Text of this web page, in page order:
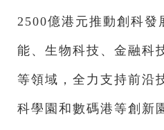
2500億港元推動創科發
能、生物科技、金融科
等領域，全力支持前沿
科學園和數碼港等創新